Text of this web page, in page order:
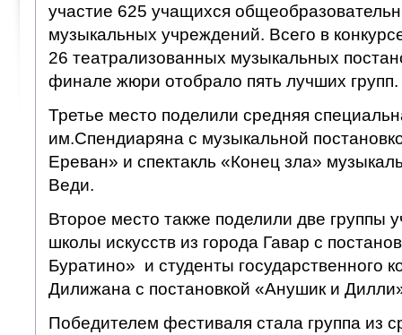
участие 625 учащихся
музыкальных учреждений. Всего в
26 театрализованных музыкальных
финале жюри отобрало пять лучших групп.
Третье место поделили средняя
им.Спендиаряна с музыкальной
Ереван» и спектакль «Конец зла»
Веди.
Второе место также поделили две группы
школы искусств из города Гавар с
Буратино» и студенты государственного
Дилижана с постановкой «Анушик и
Победителем фестиваля стала группа из